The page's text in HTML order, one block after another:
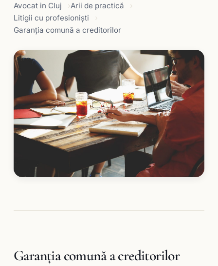
Avocat in Cluj
Arii de practică
Litigii cu profesioniști
Garanţia comună a creditorilor
Garanţia comună a creditorilor